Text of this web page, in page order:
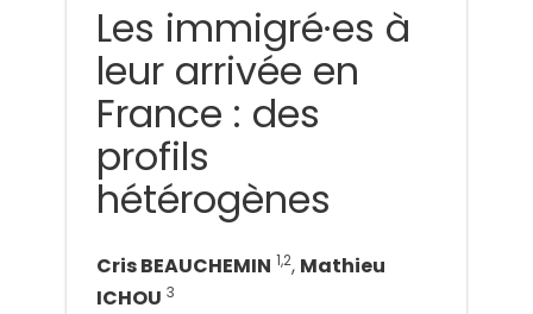
Les immigré∙es à
leur arrivée en
France : des
profils
hétérogènes
Cris BEAUCHEMIN 1,2, Mathieu
ICHOU 3